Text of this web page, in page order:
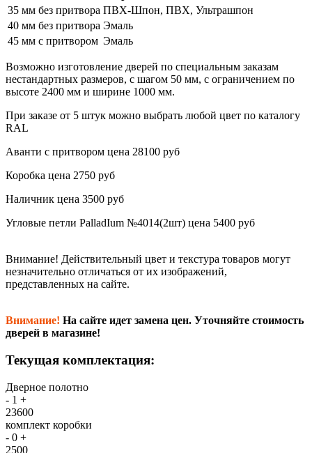
35 мм без притвора ПВХ-Шпон, ПВХ, Ультрашпон
40 мм без притвора Эмаль
45 мм с притвором Эмаль
Возможно изготовление дверей по специальным заказам
нестандартных размеров, с шагом 50 мм, с ограничением по
высоте 2400 мм и ширине 1000 мм.
При заказе от 5 штук можно выбрать любой цвет по каталогу
RAL
Аванти с притвором цена 28100 руб
Коробка цена 2750 руб
Наличник цена 3500 руб
Угловые петли PalladIum №4014(2шт) цена 5400 руб
Внимание! Действительный цвет и текстура товаров могут
незначительно отличаться от их изображений,
представленных на сайте.
Внимание! На сайте идет замена цен. Уточняйте стоимость
дверей в магазине!
Текущая комплектация:
Дверное полотно
- 1 +
23600
комплект коробки
- 0 +
2500